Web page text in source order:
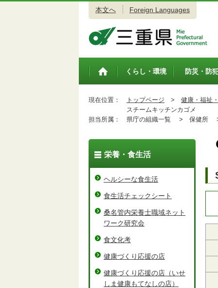
本文へ Foreign Languages
トップペ
くらし・環境 防災・防
現在位置： トップページ >
健康・福祉
スチームキッチンカゴメ
担当所属：
県庁の組織一覧 > 保健所
栄養・食生活
ヘルシーな食生活
食生活チェックシート
桑名管内栄養士職域ネット
ワーク研究会
食文化考
健康づくり応援の店
健康づくり応援の店（いせ
しま健康もてなしの店）